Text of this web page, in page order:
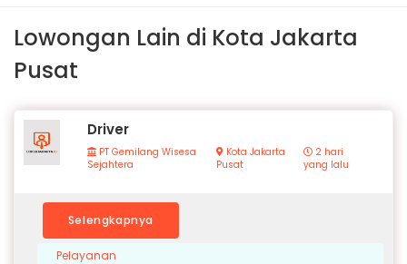
Lowongan Lain di Kota Jakarta
Pusat
Driver
PT Gemilang Wisesa
Sejahtera
Kota Jakarta
Pusat
2 hari
yang lalu
Selengkapnya
Pelayanan